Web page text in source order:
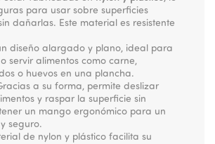
para usar sobre superficies
dañarlas. Este material es resistente
diseño alargado y plano, ideal para
servir alimentos como carne,
o huevos en una plancha.
a su forma, permite deslizar
y raspar la superficie sin
un mango ergonómico para un
seguro.
de nylon y plástico facilita su